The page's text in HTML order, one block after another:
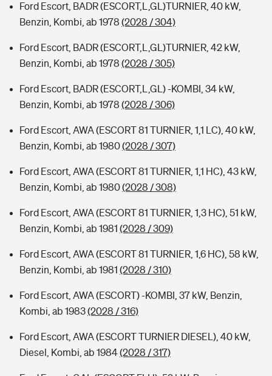
Ford Escort, BADR (ESCORT,L,GL)TURNIER, 40 kW,
Benzin, Kombi, ab 1978 (2028 / 304)
Ford Escort, BADR (ESCORT,L,GL)TURNIER, 42 kW,
Benzin, Kombi, ab 1978 (2028 / 305)
Ford Escort, BADR (ESCORT,L,GL) -KOMBI, 34 kW,
Benzin, Kombi, ab 1978 (2028 / 306)
Ford Escort, AWA (ESCORT 81 TURNIER, 1,1 LC), 40 kW,
Benzin, Kombi, ab 1980(2028 / 307)
Ford Escort, AWA (ESCORT 81 TURNIER, 1,1 HC), 43 kW,
Benzin, Kombi, ab 1980(2028 / 308)
Ford Escort, AWA (ESCORT 81 TURNIER, 1,3 HC), 51 kW,
Benzin, Kombi, ab 1981 (2028 / 309)
Ford Escort, AWA (ESCORT 81 TURNIER, 1,6 HC), 58 kW,
Benzin, Kombi, ab 1981 (2028 / 310)
Ford Escort, AWA (ESCORT) -KOMBI, 37 kW, Benzin,
Kombi, ab 1983(2028 / 316)
Ford Escort, AWA (ESCORT TURNIER DIESEL), 40 kW,
Diesel, Kombi, ab 1984(2028 / 317)